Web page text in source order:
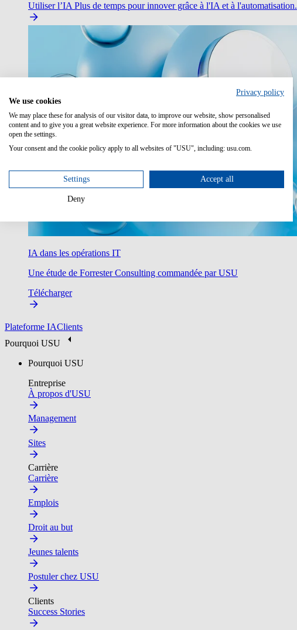
Utiliser l’IA Plus de temps pour innover grâce à l'IA et à l'automatisation.
IA dans les opérations IT
Une étude de Forrester Consulting commandée par USU
Télécharger
Plateforme IAClients
Pourquoi USU
Pourquoi USU
Entreprise
À propos d'USU
Management
Sites
Carrière
Carrière
Emplois
Droit au but
Jeunes talents
Postuler chez USU
Clients
Success Stories
Privacy policy
We use cookies
We may place these for analysis of our visitor data, to improve our website, show personalised
content and to give you a great website experience. For more information about the cookies we use
open the settings.
Your consent and the cookie policy apply to all websites of "USU", including: usu.com.
Settings Accept all
Deny